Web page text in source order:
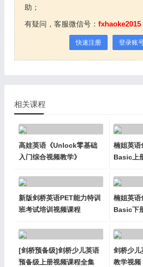
助；
有疑问，客服微信号： fxhaoke2015
快速注册 登录账
相关课程
高娃英语《Unlock零基础
入门综合视频教学》
楠姐英
Basic上
新版剑桥英语PET能力特训
班考试培训视频课程
楠姐英
Basic下
[剑桥预备级]剑桥少儿英语
预备级上册视频课程全集
剑桥少儿
教学视频